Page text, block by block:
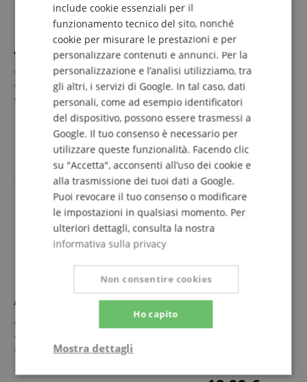
Avora Arpa Celtica 19 Corde Bianca
19 corde in nylon per un suono dolce e chiaro
Accordata in Do maggiore - perfetta per musica intuitiva
Estensione di 2,5 ottave per libertà creativa
Legni pregiati: faggio, acero e betulla
Include borsa e accordatore
Elegante in bianco - una vera dichiarazione d?arredo
mostra di più
189,90 €
IVA.incl. +spedizione (IT)
Avora Borsa Universale per Cajon Nera
Adatta a cajon standard fino a 50 x 31 x 31 cm
Grande tasca esterna per accessori e spartiti (fino a DIN
Tessuto in nylon resistente e durevole
ITALIAN
SPANISH
include cookie essenziali per il
funzionamento tecnico del sito, nonché
cookie per misurare le prestazioni e per
personalizzare contenuti e annunci. Per la
personalizzazione e l’analisi utilizziamo, tra
gli altri, i servizi di Google. In tal caso, dati
personali, come ad esempio identificatori
del dispositivo, possono essere trasmessi a
Google. Il tuo consenso è necessario per
utilizzare queste funzionalità. Facendo clic
su "Accetta", acconsenti all’uso dei cookie e
alla trasmissione dei tuoi dati a Google.
Puoi revocare il tuo consenso o modificare
le impostazioni in qualsiasi momento. Per
ulteriori dettagli, consulta la nostra
informativa sulla privacy
Ho capito
Non consentire cookies
Mostra dettagli
Strettamente
Prestazione